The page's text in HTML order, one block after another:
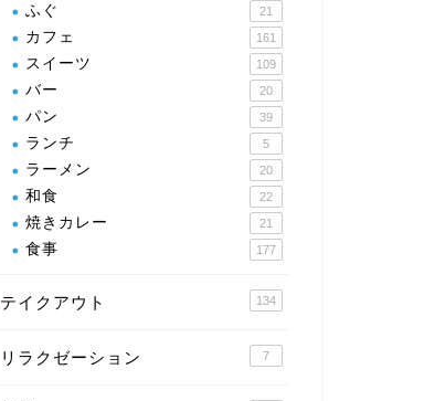
ふぐ 21
カフェ 161
スイーツ 109
バー 20
パン 39
ランチ 5
ラーメン 20
和食 22
焼きカレー 21
食事 177
テイクアウト 134
リラクゼーション 7